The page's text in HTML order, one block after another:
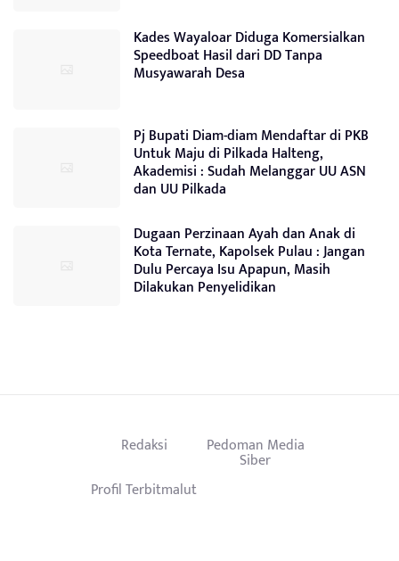
Kades Wayaloar Diduga Komersialkan
Speedboat Hasil dari DD Tanpa
Musyawarah Desa
Pj Bupati Diam-diam Mendaftar di PKB
Untuk Maju di Pilkada Halteng,
Akademisi : Sudah Melanggar UU ASN
dan UU Pilkada
Dugaan Perzinaan Ayah dan Anak di
Kota Ternate, Kapolsek Pulau : Jangan
Dulu Percaya Isu Apapun, Masih
Dilakukan Penyelidikan
Redaksi Pedoman Media
Siber
Profil Terbitmalut